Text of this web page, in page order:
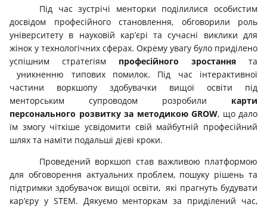
Під час зустрічі менторки поділилися особистим
досвідом професійного становлення, обговорили роль
університету в науковій кар’єрі та сучасні виклики для
жінок у технологічних сферах. Окрему увагу було приділено
успішним стратегіям професійного зростання та
уникненню типових помилок. Під час інтерактивної
частини воркшопу здобувачки вищої освіти під
менторським супроводом розробили карти
персонального розвитку за методикою GROW, що дало
їм змогу чіткіше усвідомити свій майбутній професійний
шлях та наміти подальші дієві кроки.
Проведений воркшоп став важливою платформою
для обговорення актуальних проблем, пошуку рішень та
підтримки здобувачок вищої освіти, які прагнуть будувати
кар’єру у STEM. Дякуємо менторкам за приділений час,